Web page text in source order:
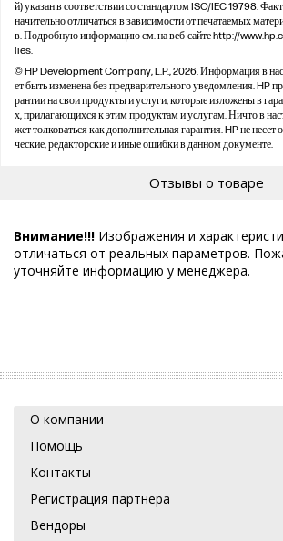
й) указан в соответствии со стандартом ISO/IEC 19798.
начительно отличаться в зависимости от печатаемых
в. Подробную информацию см. на веб-сайте http://
lies.
© HP Development Company, L.P., 2026. Информация в
ет быть изменена без предварительного уведомления. HP
рантии на свои продукты и услуги, которые изложены в
х, прилагающихся к этим продуктам и услугам. Ничто в
жет толковаться как дополнительная гарантия. HP не несет
ческие, редакторские и иные ошибки в данном документе.
Отзывы о товаре
Внимание!!! Изображения и
отличаться от реальных параметров.
уточняйте информацию у менеджера.
О компании
Помощь
Контакты
Регистрация партнера
Вендоры